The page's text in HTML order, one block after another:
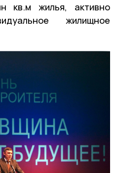
кв.м жилья, активно
жилищное